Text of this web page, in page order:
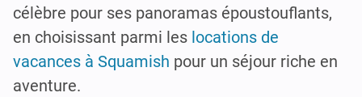
célèbre pour ses panoramas époustouflants,
en choisissant parmi les locations de
vacances à Squamish pour un séjour riche en
aventure.